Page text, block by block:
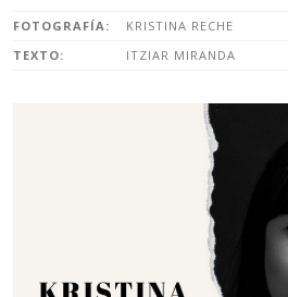
FOTOGRAFÍA:
KRISTINA RECHE
TEXTO:
ITZIAR MIRANDA